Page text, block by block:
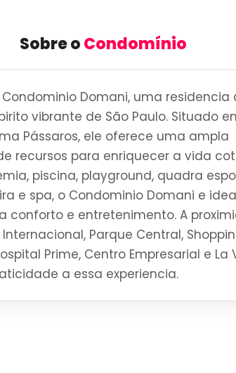
Sobre oCondomínio
Domani, uma residencia
vibrante de São Paulo. Situado
Pássaros, ele oferece uma ampla
recursos para enriquecer a vida
piscina, playground, quadra
e spa, o Condominio Domani e
conforto e entretenimento. A
Parque Central,
Prime, Centro Empresarial e La
a essa experiencia.